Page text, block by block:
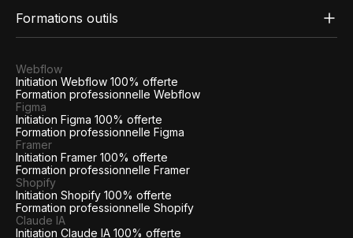
Formations outils
Webflow
Initiation Webflow 100% offerte
Formation professionnelle Webflow
Figma
Initiation Figma 100% offerte
Formation professionnelle Figma
Framer
Initiation Framer 100% offerte
Formation professionnelle Framer
Shopify
Initiation Shopify 100% offerte
Formation professionnelle Shopify
Claude IA
Initiation Claude IA 100% offerte